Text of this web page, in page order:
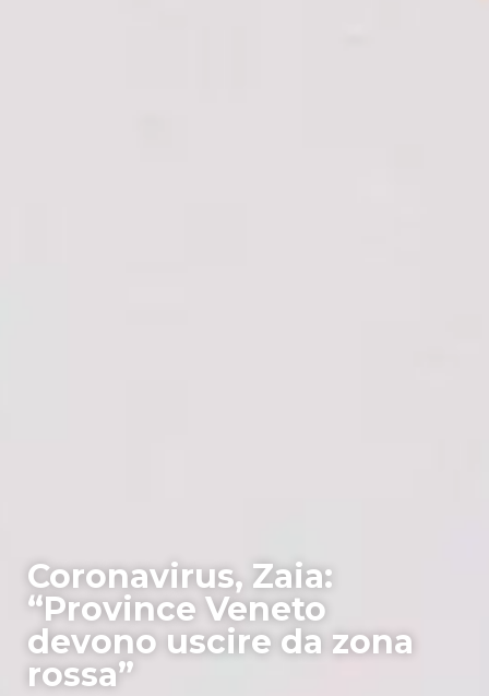
Coronavirus, Zaia:
“Province Veneto
devono uscire da zona
rossa”